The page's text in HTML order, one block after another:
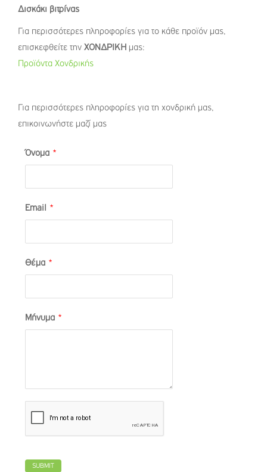
Δισκάκι βιτρίνας
Για περισσότερες πληροφορίες για το κάθε προϊόν μας,
επισκεφθείτε την ΧΟΝΔΡΙΚΗ μας:
Προϊόντα Χονδρικής
Για περισσότερες πληροφορίες για τη χονδρική μας,
επικοινωνήστε μαζί μας
Όνομα *
Email *
Θέμα *
Μήνυμα *
SUBMIT